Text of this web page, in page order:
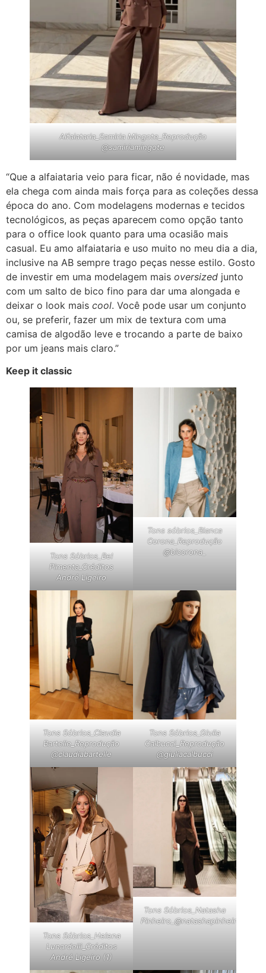
Alfaiataria_Samiria Mingote_Reprodução
@samiriamingote
“Que a alfaiataria veio para ficar, não é novidade, mas
ela chega com ainda mais força para as coleções dessa
época do ano. Com modelagens modernas e tecidos
tecnológicos, as peças aparecem como opção tanto
para o office look quanto para uma ocasião mais
casual. Eu amo alfaiataria e uso muito no meu dia a dia,
inclusive na AB sempre trago peças nesse estilo. Gosto
de investir em uma modelagem mais oversized junto
com um salto de bico fino para dar uma alongada e
deixar o look mais cool. Você pode usar um conjunto
ou, se preferir, fazer um mix de textura com uma
camisa de algodão leve e trocando a parte de baixo
por um jeans mais claro.”
Keep it classic
Tons Sóbrios_Bel
Pimenta_Créditos
André Ligeiro
Tons sóbrios_Bianca
Corona_Reprodução
@bicorona_
Tons Sóbrios_Claudia
Bartelle_Reprodução
@claudiabartelle
Tons Sóbrios_Giulia
Calbucci_Reprodução
@giuliacalbucci
Tons Sóbrios_Helena
Lunardelli_Créditos
André Ligeiro (1)
Tons Sóbrios_Natasha
Pinheiro_@natashapinheiromg